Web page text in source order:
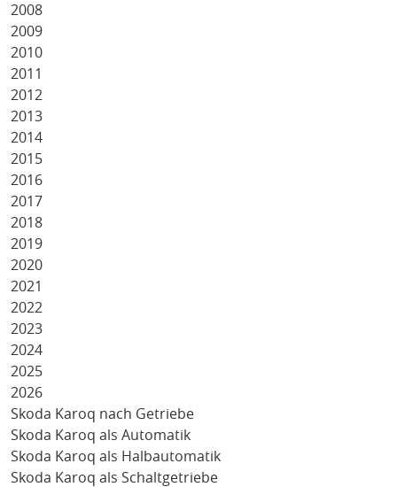
2008
2009
2010
2011
2012
2013
2014
2015
2016
2017
2018
2019
2020
2021
2022
2023
2024
2025
2026
Skoda Karoq nach Getriebe
Skoda Karoq als Automatik
Skoda Karoq als Halbautomatik
Skoda Karoq als Schaltgetriebe